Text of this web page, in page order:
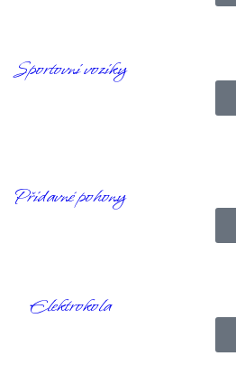
Sportovní vozíky
Přídavné pohony
Elektrokola
polštář lze snadno tvarovat tak,